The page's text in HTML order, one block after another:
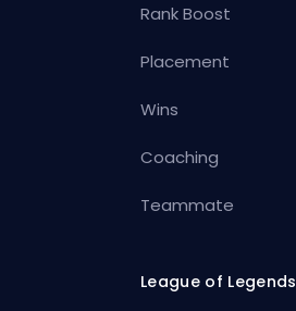
Rank Boost
Placement
Wins
Coaching
Teammate
League of Legends